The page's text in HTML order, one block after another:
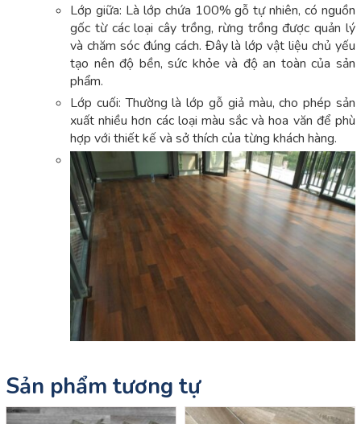
Lớp giữa: Là lớp chứa 100% gỗ tự nhiên, có nguồn
gốc từ các loại cây trồng, rừng trồng được quản lý
và chăm sóc đúng cách. Đây là lớp vật liệu chủ yếu
tạo nên độ bền, sức khỏe và độ an toàn của sản
phẩm.
Lớp cuối: Thường là lớp gỗ giả màu, cho phép sản
xuất nhiều hơn các loại màu sắc và hoa văn để phù
hợp với thiết kế và sở thích của từng khách hàng.
Sản phẩm tương tự